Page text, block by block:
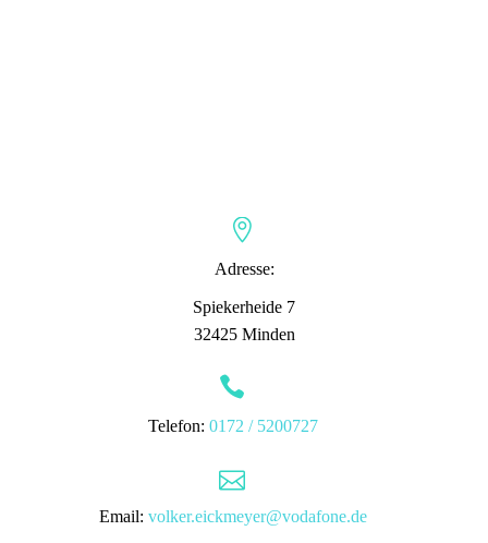


Adresse:
Spiekerheide 7
32425 Minden


Telefon: 0172 / 5200727


Email: volker.eickmeyer@vodafone.de